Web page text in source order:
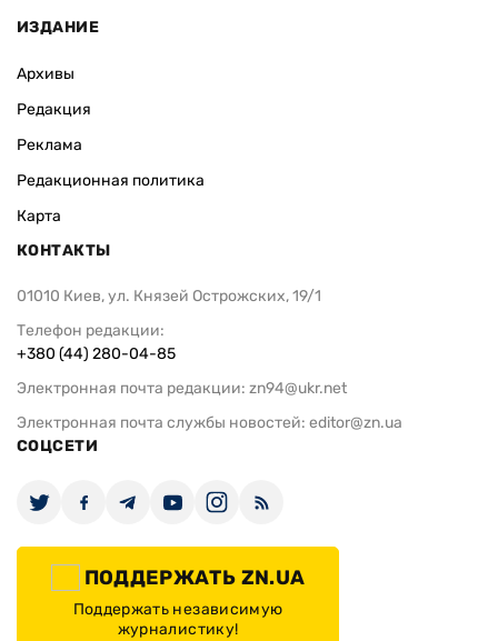
ИЗДАНИЕ
Архивы
Редакция
Реклама
Редакционная политика
Карта
КОНТАКТЫ
01010 Киев, ул. Князей Острожских, 19/1
Телефон редакции:
+380 (44) 280-04-85
Электронная почта редакции: zn94@ukr.net
Электронная почта службы новостей: editor@zn.ua
СОЦСЕТИ
ПОДДЕРЖАТЬ ZN.UA
Поддержать независимую
журналистику!